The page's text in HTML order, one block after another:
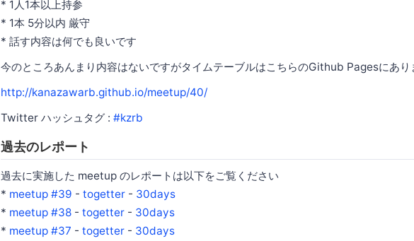
* 1人1本以上持参
* 1本 5分以内 厳守
* 話す内容は何でも良いです
今のところあんまり内容はないですがタイムテーブルはこちらのGithub Pagesにあり
http://kanazawarb.github.io/meetup/40/
Twitter ハッシュタグ : #kzrb
過去のレポート
過去に実施した meetup のレポートは以下をご覧ください
* meetup #39 - togetter - 30days
* meetup #38 - togetter - 30days
* meetup #37 - togetter - 30days